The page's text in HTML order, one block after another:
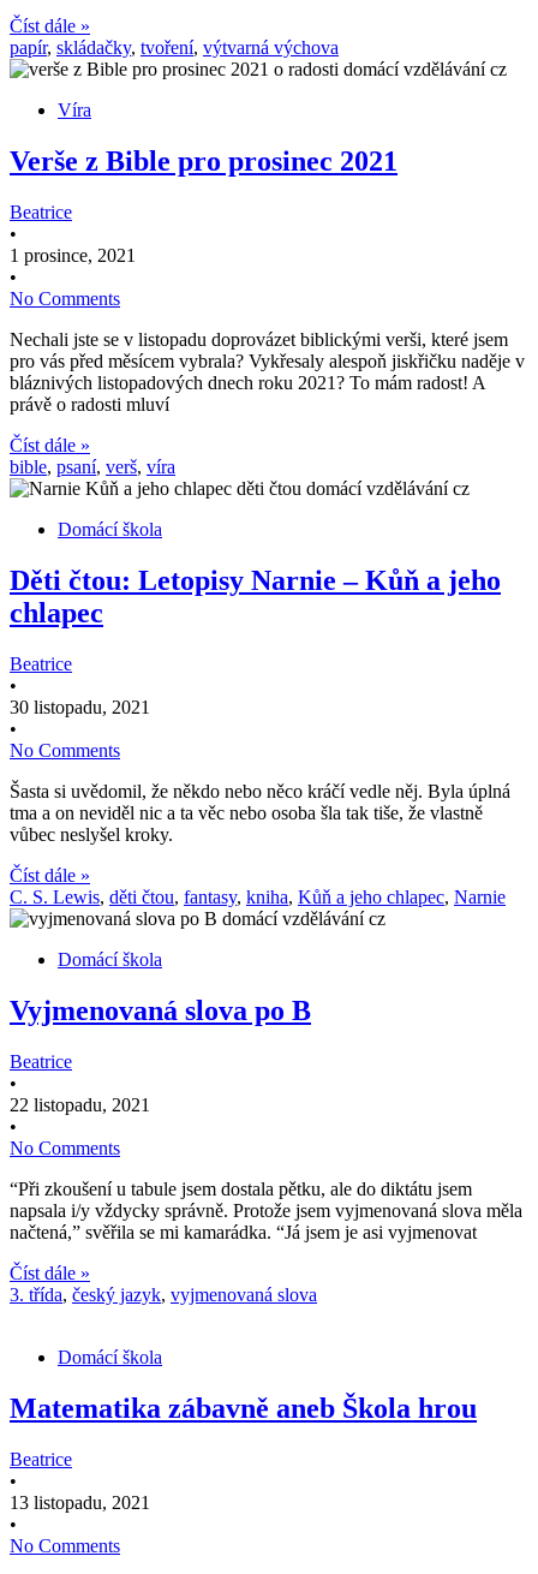
Číst dále »
papír, skládačky, tvoření, výtvarná výchova
Víra
Verše z Bible pro prosinec 2021
Beatrice
•
1 prosince, 2021
•
No Comments
Nechali jste se v listopadu doprovázet biblickými verši, které jsem
pro vás před měsícem vybrala? Vykřesaly alespoň jiskřičku naděje v
bláznivých listopadových dnech roku 2021? To mám radost! A
právě o radosti mluví
Číst dále »
bible, psaní, verš, víra
Domácí škola
Děti čtou: Letopisy Narnie – Kůň a jeho
chlapec
Beatrice
•
30 listopadu, 2021
•
No Comments
Šasta si uvědomil, že někdo nebo něco kráčí vedle něj. Byla úplná
tma a on neviděl nic a ta věc nebo osoba šla tak tiše, že vlastně
vůbec neslyšel kroky.
Číst dále »
C. S. Lewis, děti čtou, fantasy, kniha, Kůň a jeho chlapec, Narnie
Domácí škola
Vyjmenovaná slova po B
Beatrice
•
22 listopadu, 2021
•
No Comments
“Při zkoušení u tabule jsem dostala pětku, ale do diktátu jsem
napsala i/y vždycky správně. Protože jsem vyjmenovaná slova měla
načtená,” svěřila se mi kamarádka. “Já jsem je asi vyjmenovat
Číst dále »
3. třída, český jazyk, vyjmenovaná slova
Domácí škola
Matematika zábavně aneb Škola hrou
Beatrice
•
13 listopadu, 2021
•
No Comments